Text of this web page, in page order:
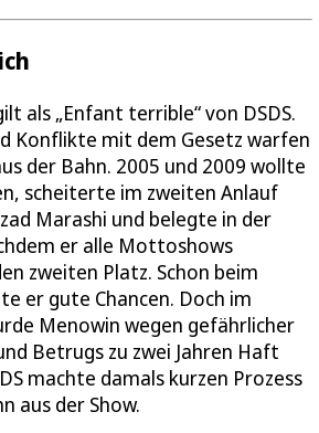
als „Enfant terrible“ von DSDS.
Konflikte mit dem Gesetz warfen
der Bahn. 2005 und 2009 wollte
scheiterte im zweiten Anlauf
Marashi und belegte in der
er alle Mottoshows
zweiten Platz. Schon beim
er gute Chancen. Doch im
Menowin wegen gefährlicher
Betrugs zu zwei Jahren Haft
machte damals kurzen Prozess
aus der Show.